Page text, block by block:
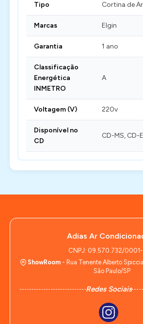
Tipo Cortina de Ar
Marcas Elgin
Garantia 1 ano
Classificação
Energética
INMETRO
A
Voltagem (V) 220v
Disponível no
CD
CD-MS, CD-
Adias Ar
CNPJ: 09.570.732/0001-
ShowRoom- Rua Tenente Alberto
São Paulo/SP
Redes Sociais